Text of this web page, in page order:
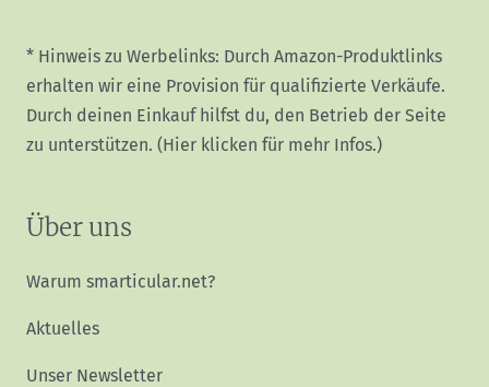
* Hinweis zu Werbelinks: Durch Amazon-Produktlinks
erhalten wir eine Provision für qualifizierte Verkäufe.
Durch deinen Einkauf hilfst du, den Betrieb der Seite
zu unterstützen. (Hier klicken für mehr Infos.)
Über uns
Warum smarticular.net?
Aktuelles
Unser Newsletter